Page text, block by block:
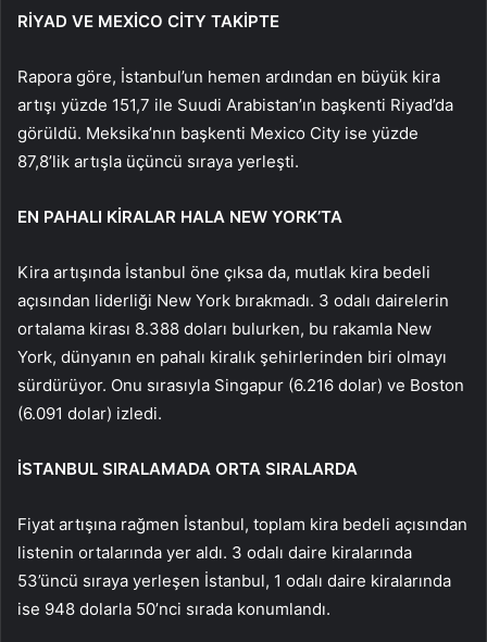
RİYAD VE MEXİCO CİTY TAKİPTE
Rapora göre, İstanbul’un hemen ardından en büyük kira
artışı yüzde 151,7 ile Suudi Arabistan’ın başkenti Riyad’da
görüldü. Meksika’nın başkenti Mexico City ise yüzde
87,8’lik artışla üçüncü sıraya yerleşti.
EN PAHALI KİRALAR HALA NEW YORK’TA
Kira artışında İstanbul öne çıksa da, mutlak kira bedeli
açısından liderliği New York bırakmadı. 3 odalı dairelerin
ortalama kirası 8.388 doları bulurken, bu rakamla New
York, dünyanın en pahalı kiralık şehirlerinden biri olmayı
sürdürüyor. Onu sırasıyla Singapur (6.216 dolar) ve Boston
(6.091 dolar) izledi.
İSTANBUL SIRALAMADA ORTA SIRALARDA
Fiyat artışına rağmen İstanbul, toplam kira bedeli açısından
listenin ortalarında yer aldı. 3 odalı daire kiralarında
53’üncü sıraya yerleşen İstanbul, 1 odalı daire kiralarında
ise 948 dolarla 50’nci sırada konumlandı.